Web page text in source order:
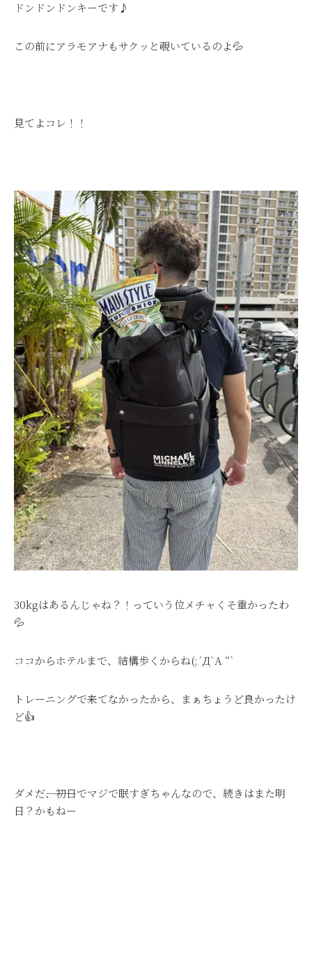
ドンドンドンキーです♪
この前にアラモアナもサクッと覗いているのよ💦
見てよコレ！！
30kgはあるんじゃね？！っていう位メチャくそ重かったわ
💦
ココからホテルまで、結構歩くからね(;´Д`A “`
トレーニングで来てなかったから、まぁちょうど良かったけ
ど👍
ダメだ―――、初日でマジで眠すぎちゃんなので、続きはまた明
日？かもねー